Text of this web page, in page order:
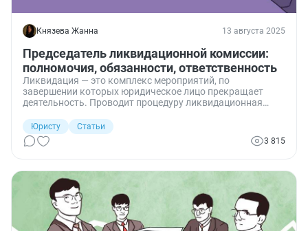
Князева Жанна 13 августа 2025
Председатель ликвидационной комиссии:
полномочия, обязанности, ответственность
Ликвидация — это комплекс мероприятий, по
завершении которых юридическое лицо прекращает
деятельность. Проводит процедуру ликвидационная
полномочия, обязанности и ответственность.
Юристу
Статьи
3 815